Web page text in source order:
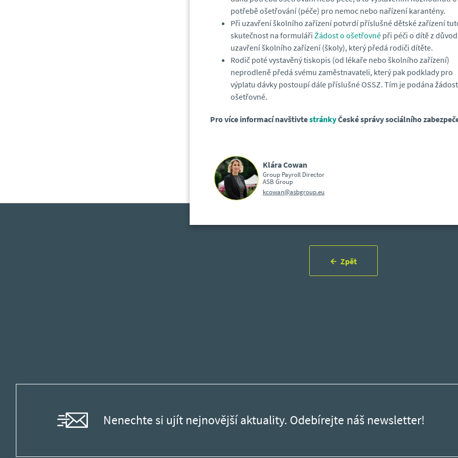
potřebě ošetřování (péče) pro nemoc nebo nařízení karantény.
Při uzavření školního zařízení potvrdí příslušné dětské zařízení
skutečnost na formuláři Žádost o ošetřovné při péči o dítě z
uzavření školního zařízení (školy), který předá rodiči dítěte.
Rodič poté vystavěný tiskopis (od lékaře nebo školního zařízení)
neprodleně předá svému zaměstnavateli, který pak podklady pro
výplatu dávky postoupí dále příslušné OSSZ. Tím je podána
ošetřovné.
Pro více informací navštivtestránkyČeské správy sociálního
Klára Cowan
Group Payroll Director
ASB Group
kcowan@asbgroup.eu
Zpět
Nenechte si ujít nejnovější aktuality. Odebírejte náš newsletter!